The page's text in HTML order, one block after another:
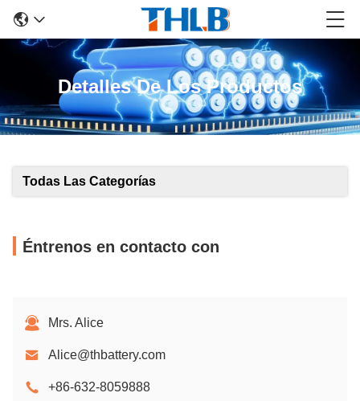
Detalles De Los Productos
Todas Las Categorías
Éntrenos en contacto con
Mrs. Alice
Alice@thbattery.com
+86-632-8059888